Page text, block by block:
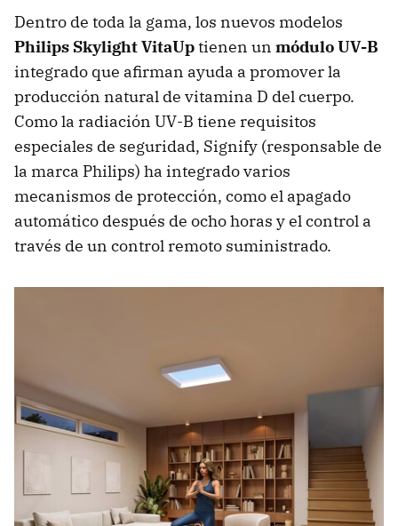
Dentro de toda la gama, los nuevos modelos
Philips Skylight VitaUptienen un módulo UV-B
integrado que afirman ayuda a promover la
producción natural de vitamina D del cuerpo.
Como la radiación UV-B tiene requisitos
especiales de seguridad, Signify (responsable de
la marca Philips) ha integrado varios
mecanismos de protección, como el apagado
automático después de ocho horas y el control a
través de un control remoto suministrado.